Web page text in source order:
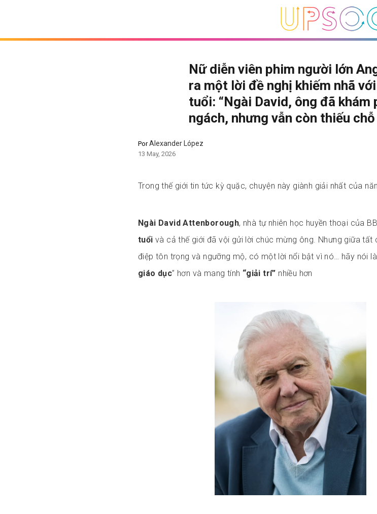
Nữ diễn viên phim người lớn
ra một lời đề nghị khiếm nhã
tuổi: “Ngài David, ông đã khám
ngách, nhưng vẫn còn thiếu
PorAlexander López
13 May, 2026
Trong thế giới tin tức kỳ quặc, chuyện này giành giải nhất của
Ngài David Attenborough, nhà tự nhiên học huyền thoại của
tuổi và cả thế giới đã vội gửi lời chúc mừng ông. Nhưng giữa tất
điệp tôn trọng và ngưỡng mộ, có một lời nổi bật vì nó… hãy nói
giáo dục” hơn và mang tính “giải trí” nhiều hơn